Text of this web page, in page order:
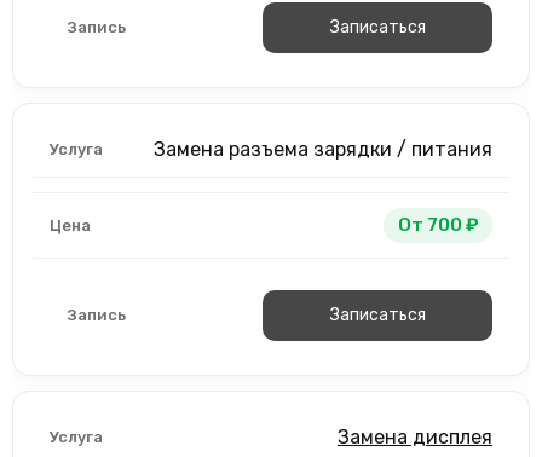
Записаться
Замена разъема зарядки / питания
От 700 ₽
Записаться
Замена дисплея